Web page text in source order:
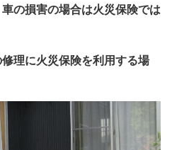
車の損害の場合は火災保険では
理に火災保険を利用する場